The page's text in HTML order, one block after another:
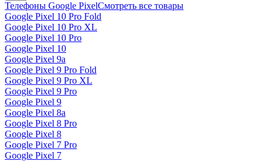
Телефоны Google PixelСмотреть все товары
Google Pixel 10 Pro Fold
Google Pixel 10 Pro XL
Google Pixel 10 Pro
Google Pixel 10
Google Pixel 9a
Google Pixel 9 Pro Fold
Google Pixel 9 Pro XL
Google Pixel 9 Pro
Google Pixel 9
Google Pixel 8a
Google Pixel 8 Pro
Google Pixel 8
Google Pixel 7 Pro
Google Pixel 7